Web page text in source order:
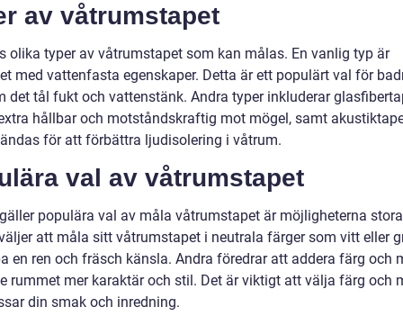
av våtrumstapet
olika typer av våtrumstapet som kan målas. En vanlig typ är
med vattenfasta egenskaper. Detta är ett populärt val för
det tål fukt och vattenstänk. Andra typer inkluderar
hållbar och motståndskraftig mot mögel, samt
för att förbättra ljudisolering i våtrum.
val av våtrumstapet
populära val av måla våtrumstapet är möjligheterna
att måla sitt våtrumstapet i neutrala färger som vitt eller
en ren och fräsch känsla. Andra föredrar att addera färg och
rummet mer karaktär och stil. Det är viktigt att välja färg och
din smak och inredning.